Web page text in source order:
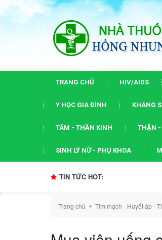
TRANG CHỦ HIV/AIDS
Y HỌC GIA ĐÌNH KHÁNG
TÂM - THẦN KINH THẬN -
SINH LÝ NỮ - PHỤ KHOA
TIN TỨC HOT:
Trang chủ + Tim mạch - Huyết áp -